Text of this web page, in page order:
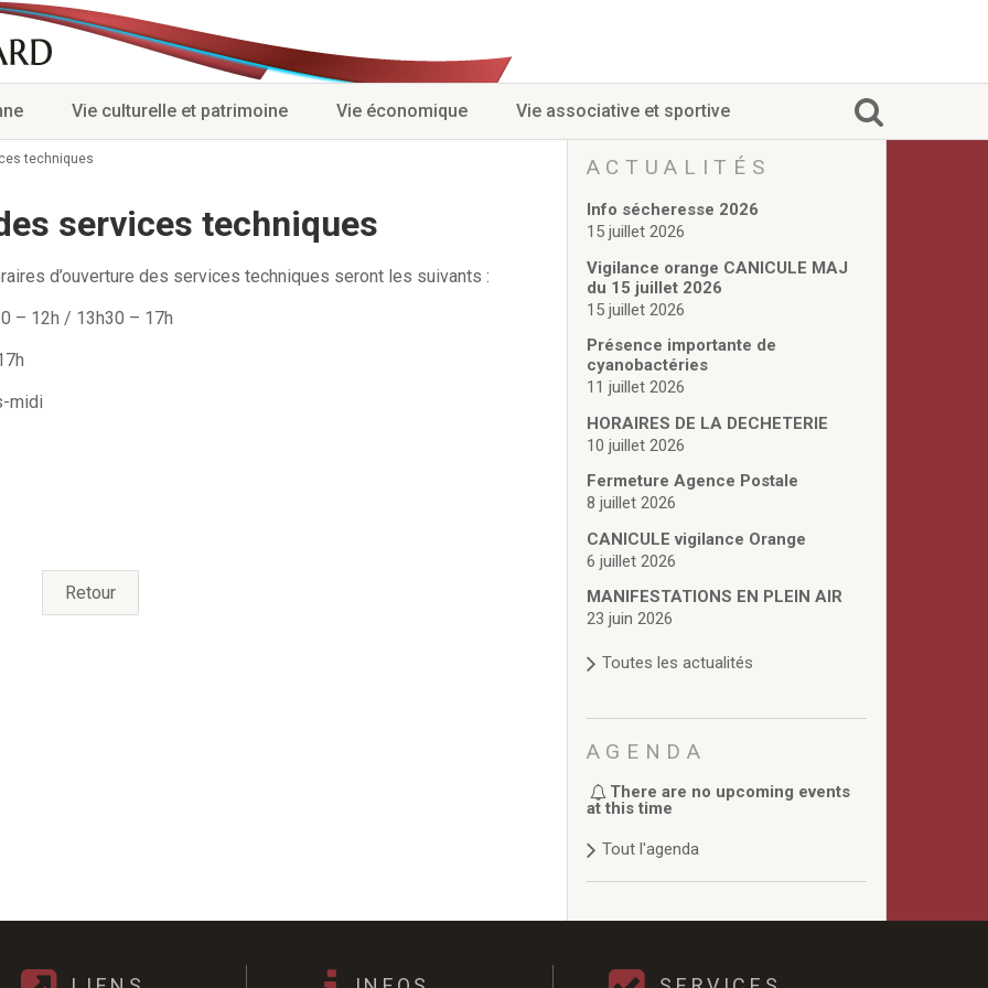
Vie culturelle et patrimoine Vie économique Vie associative et sportive
techniques
services techniques
d’ouverture des services techniques seront les suivants :
– 12h / 13h30 – 17h
midi
Retour
ACTUALITÉS
Info sécheresse 2026
15 juillet 2026
Vigilance orange CANICULE MAJ
du 15 juillet 2026
15 juillet 2026
Présence importante de
cyanobactéries
11 juillet 2026
HORAIRES DE LA DECHETERIE
10 juillet 2026
Fermeture Agence Postale
8 juillet 2026
CANICULE vigilance Orange
6 juillet 2026
MANIFESTATIONS EN PLEIN AIR
23 juin 2026
Toutes les actualités
AGENDA
There are no upcoming events
at this time
Tout l'agenda